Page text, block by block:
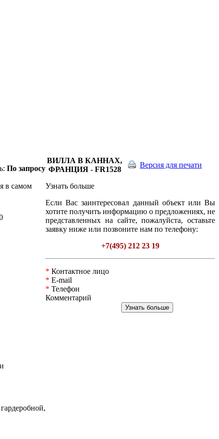
Версия для печати
По запросу
в самом
ВИЛЛА В КАННАХ,
ФРАНЦИЯ - FR1528
Узнать больше
Если Вас заинтересовал данный объект или Вы
хотите получить информацию о предложениях, не
представленных на сайте, пожалуйста, оставьте
заявку ниже или позвоните нам по телефону:
+7(495) 212 23 19
* Контактное лицо
* E-mail
* Телефон
Комментарий